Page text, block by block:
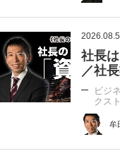
2026.08.5
社長
／社
ビジ
クスト
牟